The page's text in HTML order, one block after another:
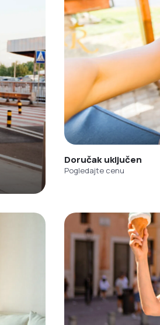
Doručak uključen
Pogledajte cenu